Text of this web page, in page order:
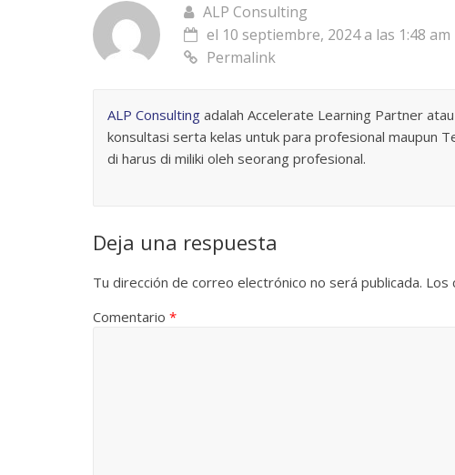
ALP Consulting
el 10 septiembre, 2024 a las 1:48 am
Permalink
ALP Consulting adalah Accelerate Learning Partner
konsultasi serta kelas untuk para profesional maupun
di harus di miliki oleh seorang profesional.
Deja una respuesta
Tu dirección de correo electrónico no será publicada. Los
Comentario *